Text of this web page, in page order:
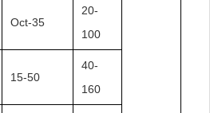
Oct-35
20-
100
15-50
40-
160